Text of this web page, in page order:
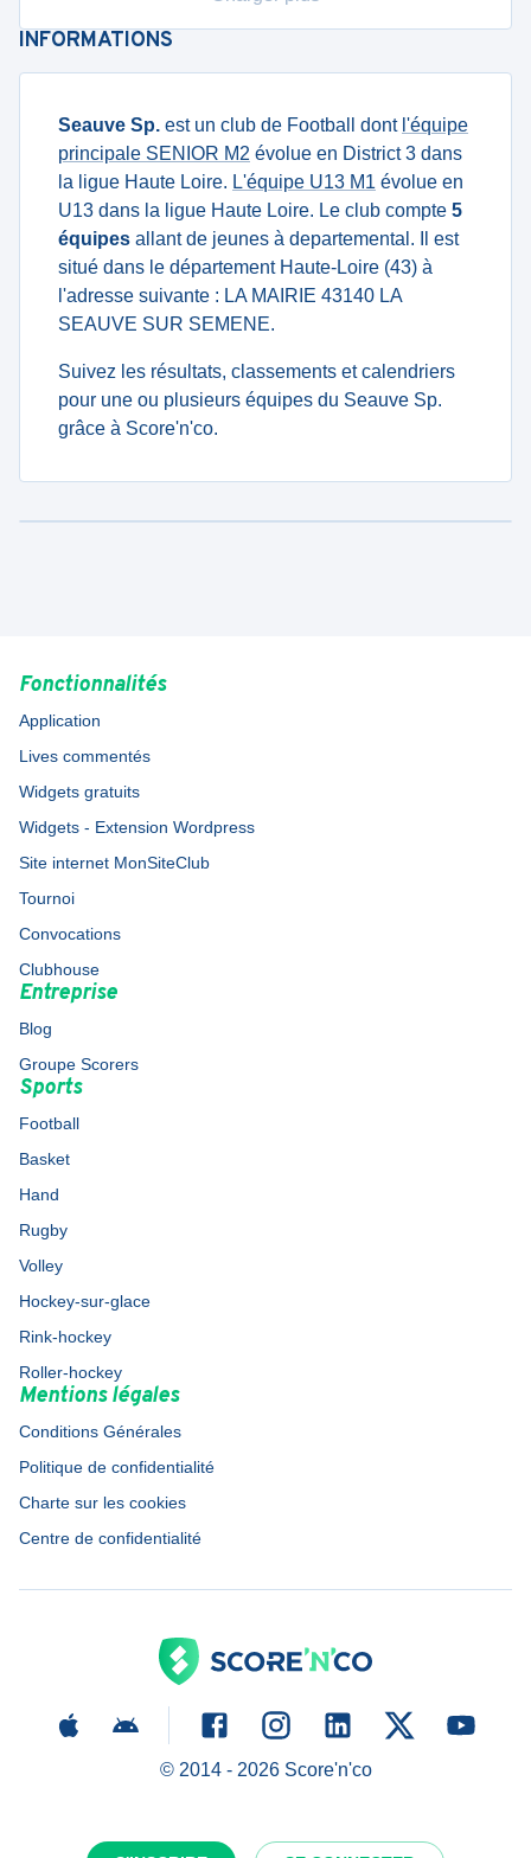
INFORMATIONS
Seauve Sp. est un club de Football dont l'équipe
principale SENIOR M2 évolue en District 3 dans
la ligue Haute Loire. L'équipe U13 M1 évolue en
U13 dans la ligue Haute Loire. Le club compte 5
équipes allant de jeunes à departemental. Il est
situé dans le département Haute-Loire (43) à
l'adresse suivante : LA MAIRIE 43140 LA
SEAUVE SUR SEMENE.
Suivez les résultats, classements et calendriers
pour une ou plusieurs équipes du Seauve Sp.
grâce à Score'n'co.
Fonctionnalités
Application
Lives commentés
Widgets gratuits
Widgets - Extension Wordpress
Site internet MonSiteClub
Tournoi
Convocations
Clubhouse
Entreprise
Blog
Groupe Scorers
Sports
Football
Basket
Hand
Rugby
Volley
Hockey-sur-glace
Rink-hockey
Roller-hockey
Mentions légales
Conditions Générales
Politique de confidentialité
Charte sur les cookies
Centre de confidentialité
© 2014 - 2026Score'n'co